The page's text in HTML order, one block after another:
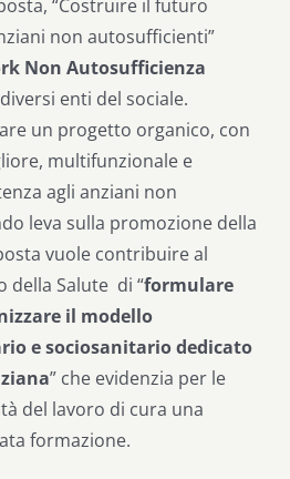
“Costruire il futuro
non autosufficienti”
Non Autosufficienza
enti del sociale.
un progetto organico, con
multifunzionale e
agli anziani non
leva sulla promozione della
vuole contribuire al
della Salute di “formulare
il modello
e sociosanitario dedicato
” che evidenzia per le
del lavoro di cura una
formazione.